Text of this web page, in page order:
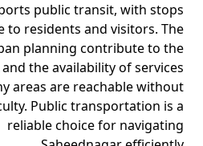
public transit, with stops
to residents and visitors. The
planning contribute to the
the availability of services
areas are reachable without
Public transportation is a
reliable choice for navigating